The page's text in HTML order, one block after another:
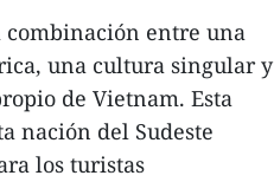
combinación entre una
una cultura singular y
de Vietnam. Esta
nación del Sudeste
los turistas